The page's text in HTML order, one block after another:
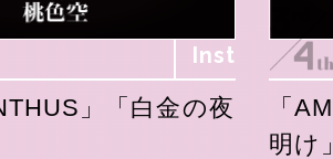
Inst
」「白金の夜
「
明け